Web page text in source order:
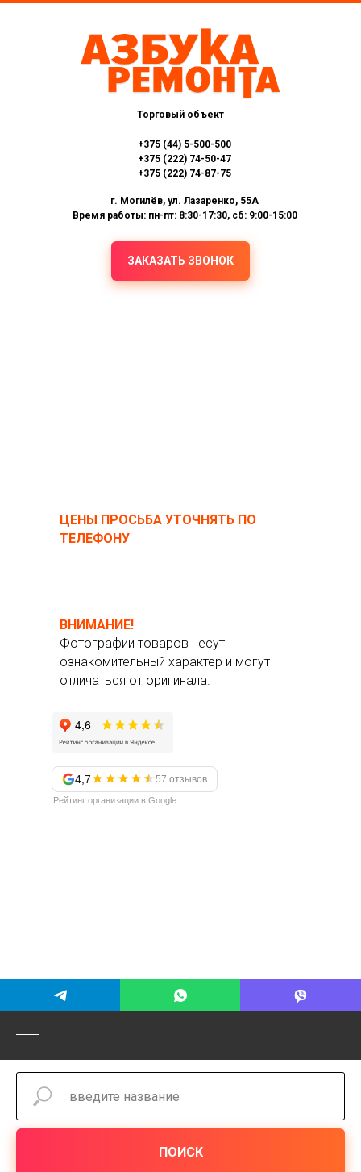
Торговый объект
+375 (44) 5-500-500
+375 (222) 74-50-47
+375 (222) 74-87-75
г. Могилёв, ул. Лазаренко, 55А
Время работы: пн-пт: 8:30-17:30, сб: 9:00-15:00
ЗАКАЗАТЬ ЗВОНОК
ЦЕНЫ ПРОСЬБА УТОЧНЯТЬ ПО
ТЕЛЕФОНУ
ВНИМАНИЕ!
Фотографии товаров несут
ознакомительный характер и могут
отличаться от оригинала.
4,7 57 отзывов
Рейтинг организации в Google
ПОИСК